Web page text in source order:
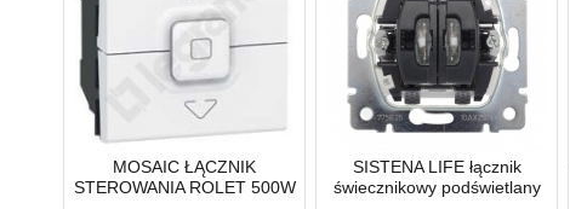
MOSAIC ŁĄCZNIK
STEROWANIA ROLET 500W
SISTENA LIFE łącznik
świecznikowy podświetlany